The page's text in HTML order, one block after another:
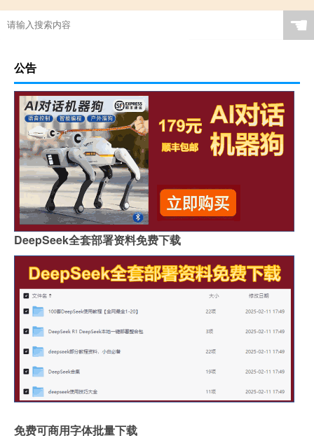
☚
公告
DeepSeek全套部署资料免费下载
免费可商用字体批量下载